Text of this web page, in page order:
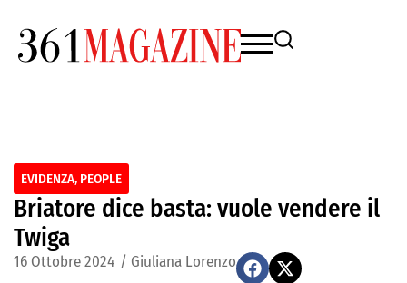
EVIDENZA, PEOPLE
Briatore dice basta: vuole vendere il
Twiga
16 Ottobre 2024 / Giuliana Lorenzo